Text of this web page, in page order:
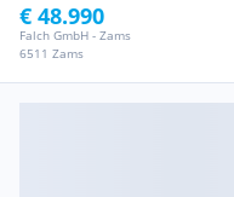
Falch GmbH - Zams
6511 Zams
€ 48.990